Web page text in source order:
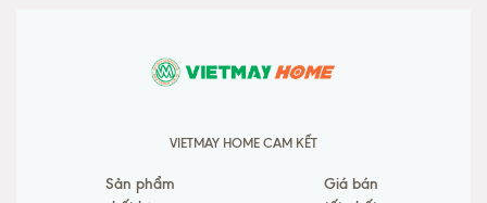
VIETMAY HOME CAM KẾT
Sản phẩm
Giá bán